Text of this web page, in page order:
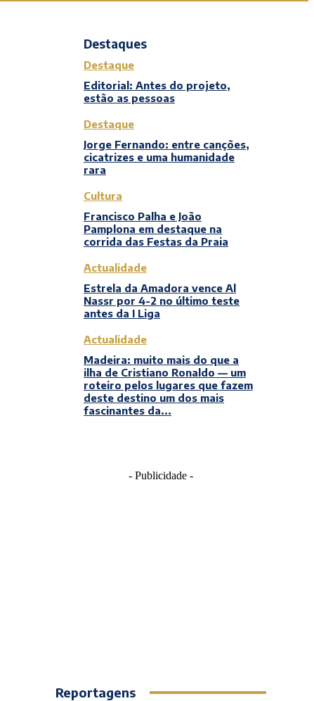
Destaques
Destaque
Editorial: Antes do projeto,
estão as pessoas
Destaque
Jorge Fernando: entre canções,
cicatrizes e uma humanidade
rara
Cultura
Francisco Palha e João
Pamplona em destaque na
corrida das Festas da Praia
Actualidade
Estrela da Amadora vence Al
Nassr por 4-2 no último teste
antes da I Liga
Actualidade
Madeira: muito mais do que a
ilha de Cristiano Ronaldo — um
roteiro pelos lugares que fazem
deste destino um dos mais
fascinantes da...
- Publicidade -
Reportagens